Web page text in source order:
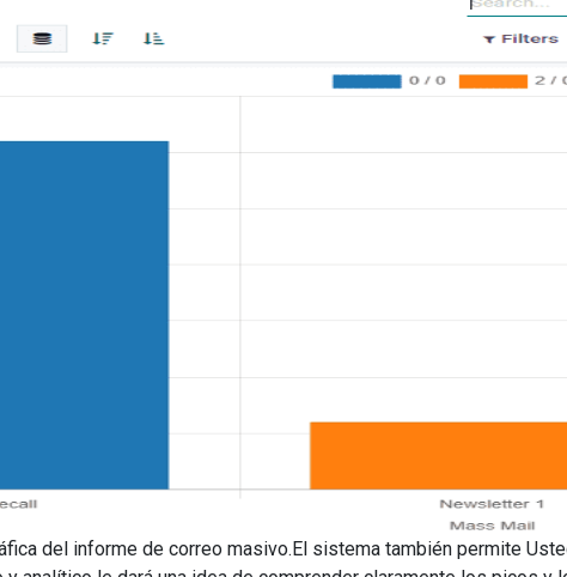
del informe de correo masivo.El sistema también permite